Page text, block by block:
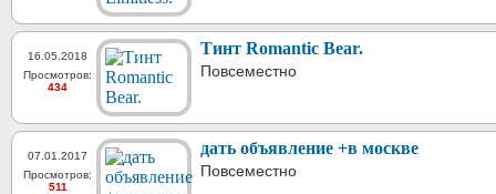
16.05.2018
Просмотров:
434
Тинт Romantic Bear.
Повсеместно
07.01.2017
Просмотров:
511
дать объявление +в москве
Повсеместно